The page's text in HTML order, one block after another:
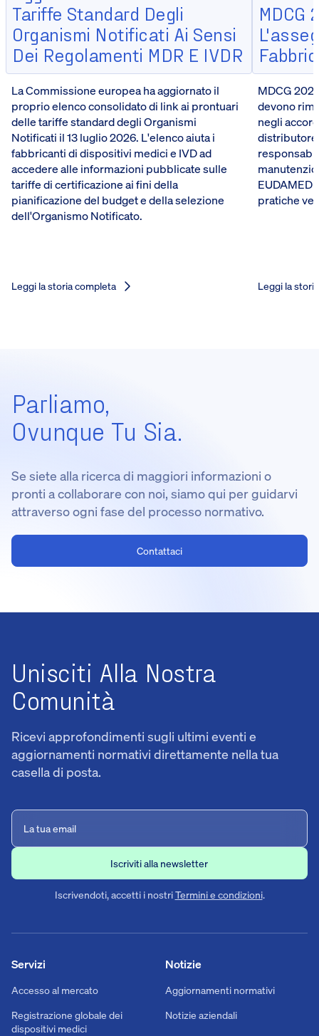
Tariffe Standard Degli
Organismi Notificati Ai Sensi
Dei Regolamenti MDR E IVDR
La Commissione europea ha aggiornato il
proprio elenco consolidato di link ai prontuari
delle tariffe standard degli Organismi
Notificati il 13 luglio 2026. L'elenco aiuta i
fabbricanti di dispositivi medici e IVD ad
accedere alle informazioni pubblicate sulle
tariffe di certificazione ai fini della
pianificazione del budget e della selezione
dell'Organismo Notificato.
Leggi la storia completa
MDCG
MDCG
devono
negli
EUDAMED
pratiche
Leggi la
Parliamo,
Ovunque Tu Sia.
Se siete alla ricerca di maggiori informazioni o
pronti a collaborare con noi, siamo qui per guidarvi
attraverso ogni fase del processo normativo.
Contattaci
Unisciti Alla Nostra
Comunità
Ricevi approfondimenti sugli ultimi eventi e
aggiornamenti normativi direttamente nella tua
casella di posta.
Iscrivendoti, accetti i nostriTermini e condizioni.
Notizie
Aggiornamenti normativi
Notizie aziendali
Servizi
Accesso al mercato
Registrazione globale dei
dispositivi medici